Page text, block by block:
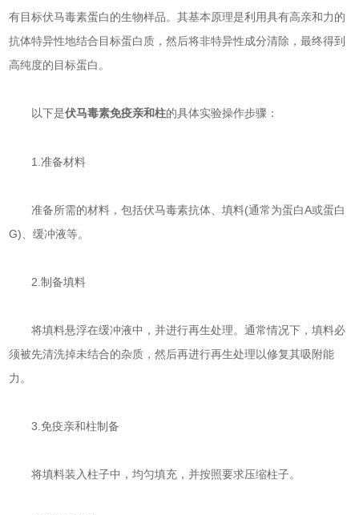
有目标伏马毒素蛋白的生物样品。其基本原理是利用具有高亲和力的
抗体特异性地结合目标蛋白质，然后将非特异性成分清除，最终得到
高纯度的目标蛋白。
以下是伏马毒素免疫亲和柱的具体实验操作步骤：
1.准备材料
准备所需的材料，包括伏马毒素抗体、填料(通常为蛋白A或蛋白
G)、缓冲液等。
2.制备填料
将填料悬浮在缓冲液中，并进行再生处理。通常情况下，填料必
须被先清洗掉未结合的杂质，然后再进行再生处理以修复其吸附能
力。
3.免疫亲和柱制备
将填料装入柱子中，均匀填充，并按照要求压缩柱子。